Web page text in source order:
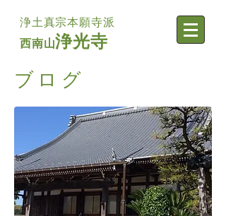
浄土真宗本願寺派
西南山浄光寺
​ブログ